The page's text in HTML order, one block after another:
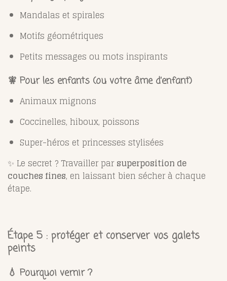
Mandalas et spirales
Motifs géométriques
Petits messages ou mots inspirants
🧚 Pour les enfants (ou votre âme d’enfant)
Animaux mignons
Coccinelles, hiboux, poissons
Super-héros et princesses stylisées
✨ Le secret ? Travailler parsuperposition de
couches fines, en laissant bien sécher à chaque
étape.
Étape 5 : protéger et conserver vos galets
peints
💧 Pourquoi vernir ?